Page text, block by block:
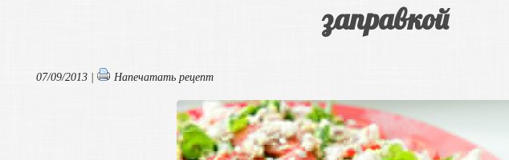
заправкой
07/09/2013 | Напечатать рецепт